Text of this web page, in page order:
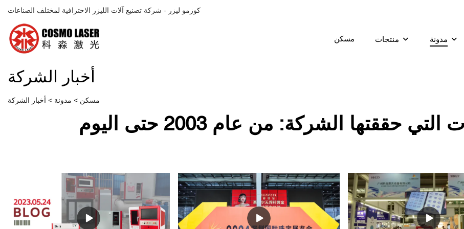
كوزمو ليزر - شركة تصنيع آلات الليزر الاحترافية لمختلف الصناعات
مسكن منتجات مدونة
أخبار الشركة
مسكن > مدونة > أخبار الشركة
حققتها الشركة: من عام 2003 حتى اليوم